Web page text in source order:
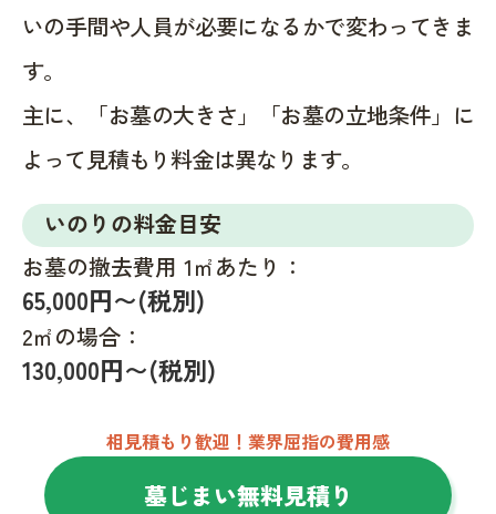
いの手間や人員が必要になるかで変わってきま
す。
主に、「お墓の大きさ」「お墓の立地条件」に
よって見積もり料金は異なります。
いのりの料金目安
お墓の撤去費用 1㎡あたり：
65,000円〜(税別)
2㎡の場合：
130,000円〜(税別)
相見積もり歓迎！業界屈指の費用感
墓じまい無料見積り